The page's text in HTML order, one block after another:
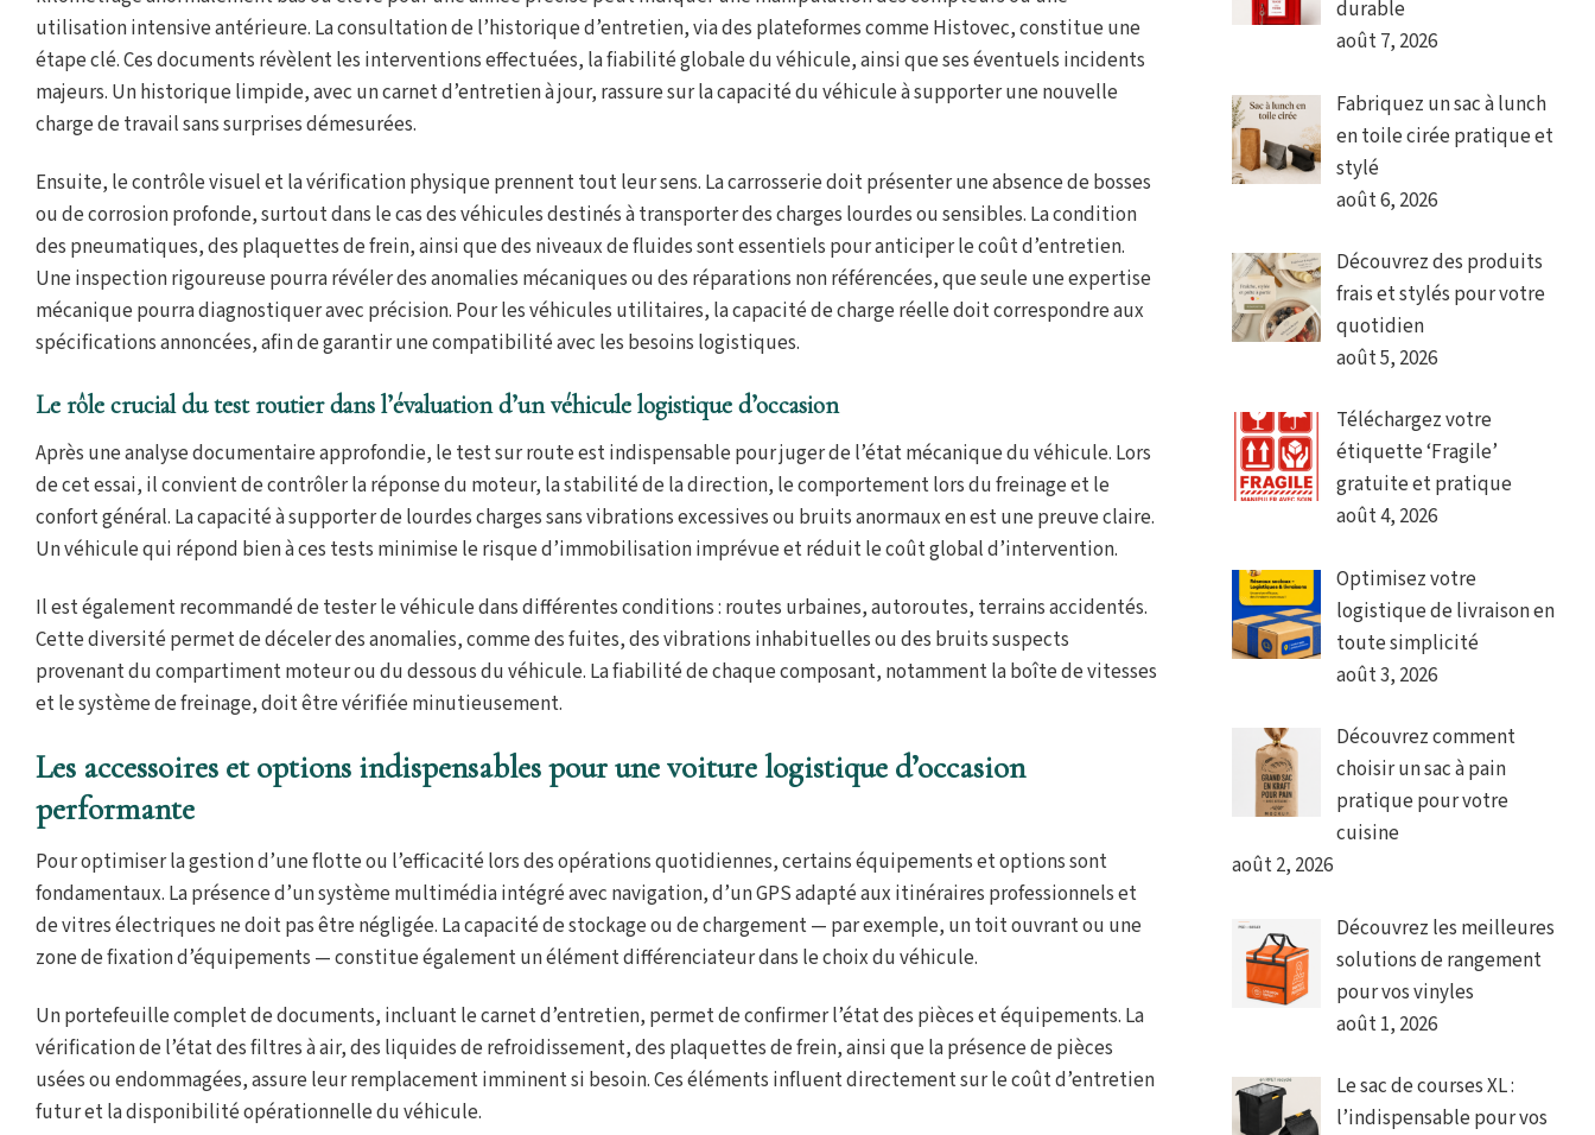
utilisation intensive antérieure. La consultation de l’historique d’entretien, via des plateformes comme Histovec, constitue une
étape clé. Ces documents révèlent les interventions effectuées, la fiabilité globale du véhicule, ainsi que ses éventuels incidents
majeurs. Un historique limpide, avec un carnet d’entretien à jour, rassure sur la capacité du véhicule à supporter une nouvelle
charge de travail sans surprises démesurées.
Ensuite, le contrôle visuel et la vérification physique prennent tout leur sens. La carrosserie doit présenter une absence de bosses
ou de corrosion profonde, surtout dans le cas des véhicules destinés à transporter des charges lourdes ou sensibles. La condition
des pneumatiques, des plaquettes de frein, ainsi que des niveaux de fluides sont essentiels pour anticiper le coût d’entretien.
Une inspection rigoureuse pourra révéler des anomalies mécaniques ou des réparations non référencées, que seule une expertise
mécanique pourra diagnostiquer avec précision. Pour les véhicules utilitaires, la capacité de charge réelle doit correspondre aux
spécifications annoncées, afin de garantir une compatibilité avec les besoins logistiques.
Le rôle crucial du test routier dans l’évaluation d’un véhicule logistique d’occasion
Après une analyse documentaire approfondie, le test sur route est indispensable pour juger de l’état mécanique du véhicule. Lors
de cet essai, il convient de contrôler la réponse du moteur, la stabilité de la direction, le comportement lors du freinage et le
confort général. La capacité à supporter de lourdes charges sans vibrations excessives ou bruits anormaux en est une preuve claire.
Un véhicule qui répond bien à ces tests minimise le risque d’immobilisation imprévue et réduit le coût global d’intervention.
Il est également recommandé de tester le véhicule dans différentes conditions : routes urbaines, autoroutes, terrains accidentés.
Cette diversité permet de déceler des anomalies, comme des fuites, des vibrations inhabituelles ou des bruits suspects
provenant du compartiment moteur ou du dessous du véhicule. La fiabilité de chaque composant, notamment la boîte de vitesses
et le système de freinage, doit être vérifiée minutieusement.
Les accessoires et options indispensables pour une voiture logistique d’occasion
performante
Pour optimiser la gestion d’une flotte ou l’efficacité lors des opérations quotidiennes, certains équipements et options sont
fondamentaux. La présence d’un système multimédia intégré avec navigation, d’un GPS adapté aux itinéraires professionnels et
de vitres électriques ne doit pas être négligée. La capacité de stockage ou de chargement — par exemple, un toit ouvrant ou une
zone de fixation d’équipements — constitue également un élément différenciateur dans le choix du véhicule.
Un portefeuille complet de documents, incluant le carnet d’entretien, permet de confirmer l’état des pièces et équipements. La
vérification de l’état des filtres à air, des liquides de refroidissement, des plaquettes de frein, ainsi que la présence de pièces
usées ou endommagées, assure leur remplacement imminent si besoin. Ces éléments influent directement sur le coût d’entretien
futur et la disponibilité opérationnelle du véhicule.
durable
août 7, 2026
Fabriquez un sac à lunch
en toile cirée pratique et
stylé
août 6, 2026
Découvrez des produits
frais et stylés pour votre
quotidien
août 5, 2026
Téléchargez votre
étiquette ‘Fragile’
gratuite et pratique
août 4, 2026
Optimisez votre
logistique de livraison en
toute simplicité
août 3, 2026
Découvrez comment
choisir un sac à pain
pratique pour votre
cuisine
août 2, 2026
Découvrez les meilleures
solutions de rangement
pour vos vinyles
août 1, 2026
Le sac de courses XL :
l’indispensable pour vos